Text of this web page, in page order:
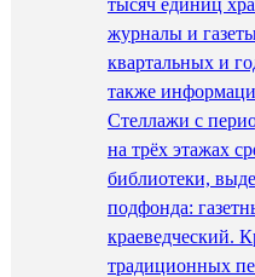
журналы и
квартальных и
также
Стеллажи с
на трёх этажах
библиотеки,
подфонда:
краеведческий.
традиционных